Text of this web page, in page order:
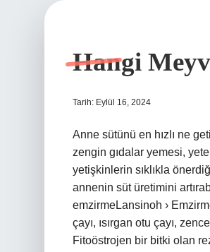
Hangi
Tarih: Eylül 16, 2024
Anne sütünü en hızlı ne
zengin gıdalar yemesi,
yetişkinlerin sıklıkla
annenin süt üretimini
emzirmeLansinoh ›
çayı, ısırgan otu çayı,
Fitoöstrojen bir bitki olan